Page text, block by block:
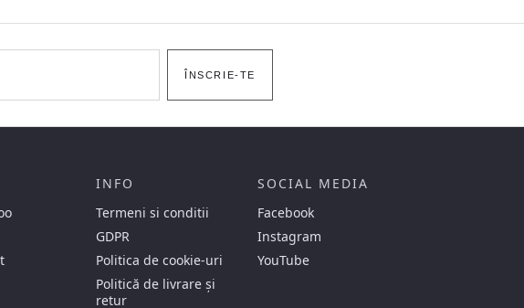
ÎNSCRIE-TE
INFO
Termeni si conditii
GDPR
Politica de cookie-uri
Politică de livrare și
retur
SOCIAL MEDIA
Facebook
Instagram
YouTube